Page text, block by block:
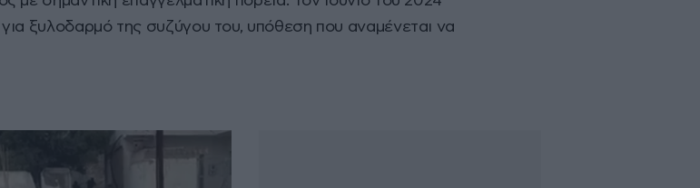
ξυλοδαρμό της συζύγου του, υπόθεση που αναμένεται να